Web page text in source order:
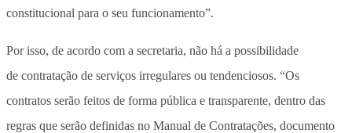
constitucional para o seu funcionamento”.
Por isso, de acordo com a secretaria, não há a possibilidade
de contratação de serviços irregulares ou tendenciosos. “Os
contratos serão feitos de forma pública e transparente, dentro das
regras que serão definidas no Manual de Contratações, documento